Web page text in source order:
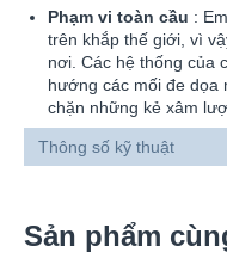
Phạm vi toàn cầu :
trên khắp thế giới, vì
nơi. Các hệ thống của
hướng các mối đe dọa
chặn những kẻ xâm
Thông số kỹ thuật
Sản phẩm